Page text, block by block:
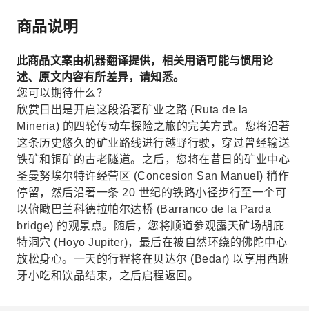
商品说明
此商品文案由机器翻译提供，相关用语可能与惯用论
述、原文内容有所差异，请知悉。
您可以期待什么？
欣赏日出是开启这段沿著矿业之路 (Ruta de la
Mineria) 的四轮传动车探险之旅的完美方式。您将沿著
这条历史悠久的矿业路线进行越野行驶，穿过曾经输送
铁矿和铜矿的古老隧道。之后，您将在昔日的矿业中心
圣曼努埃尔特许经营区 (Concesion San Manuel) 稍作
停留，然后沿著一条 20 世纪的铁路小径步行至一个可
以俯瞰巴兰科德拉帕尔达桥 (Barranco de la Parda
bridge) 的观景点。随后，您将顺道参观露天矿场胡庇
特洞穴 (Hoyo Jupiter)，最后在被自然环绕的佛陀中心
放松身心。一天的行程将在贝达尔 (Bedar) 以享用西班
牙小吃和饮品结束，之后启程返回。